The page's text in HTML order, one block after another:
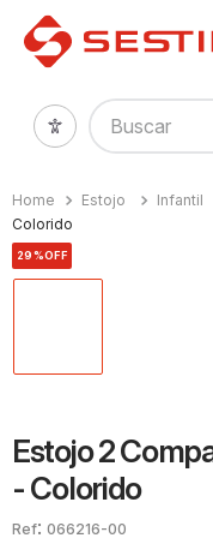
Buscar
Estojo Infantil
Colorido
29%OFF
Estojo 2
- Colorido
: 066216-00